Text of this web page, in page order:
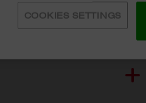
クの1/3の重さ​
チェーンバッグ​
COOKIES SETTINGS